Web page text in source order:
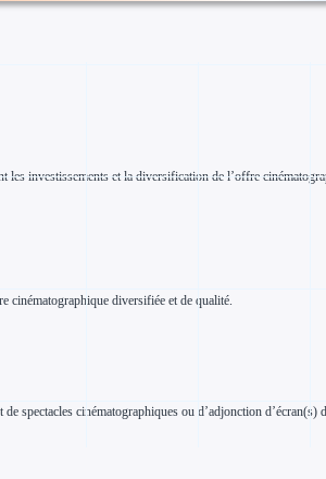
investissements et la diversification de l’offre
cinématographique diversifiée et de qualité.
spectacles cinématographiques ou d’adjonction